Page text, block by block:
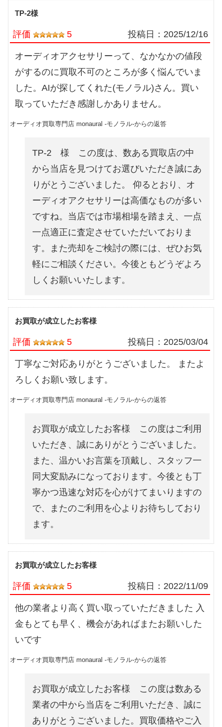
TP-2様
評価 5 投稿日： 2025/12/16
オーディオアクセサリーって、なかなかの値段
がするのに買取不可のところが多く悩んでいま
した。AIが探してくれた(モノラル)さん。買い
取っていただき感謝しかありません。
オーディオ買取専門店 monaural -モノラル-からの返答
TP-2 様 この度は、数ある買取店の中
から当店を見つけてお選びいただき誠にあ
りがとうございました。 仰るとおり、オ
ーディオアクセサリーは高価なものが多い
ですね。当店では市場相場を踏まえ、一点
一点適正に査定させていただいておりま
す。また売却をご検討の際には、ぜひお気
軽にご相談ください。今後ともどうぞよろ
しくお願いいたします。
お買取が成立したお客様
評価 5 投稿日： 2025/03/04
丁寧なご対応ありがとうございました。 またよ
ろしくお願い致します。
オーディオ買取専門店 monaural -モノラル-からの返答
お買取が成立したお客様 この度はご利用
いただき、誠にありがとうございました。
また、温かいお言葉を頂戴し、スタッフ一
同大変励みになっております。今後とも丁
寧かつ迅速な対応を心がけてまいりますの
で、またのご利用を心よりお待ちしており
ます。
お買取が成立したお客様
評価 5 投稿日： 2022/11/09
他の業者より高く買い取っていただきました 入
金もとても早く、機会があればまたお願いした
いです
オーディオ買取専門店 monaural -モノラル-からの返答
お買取が成立したお客様 この度は数ある
業者の中から当店をご利用いただき、誠に
ありがとうございました。買取価格やご入